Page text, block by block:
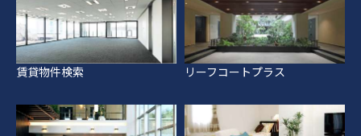
賃貸物件検索 リーフコートプラス